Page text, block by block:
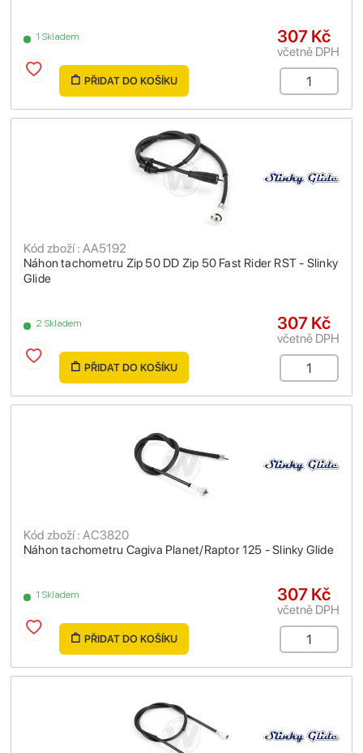
1 Skladem 307 Kč
včetně DPH
PŘIDAT DO KOŠÍKU
Náhon tachometru Zip 50 DD Zip 50 Fast Rider RST - Slinky
Glide
Kód zboží : AA5192
2 Skladem 307 Kč
včetně DPH
PŘIDAT DO KOŠÍKU
Náhon tachometru Cagiva Planet/Raptor 125 - Slinky Glide
Kód zboží : AC3820
1 Skladem 307 Kč
včetně DPH
PŘIDAT DO KOŠÍKU